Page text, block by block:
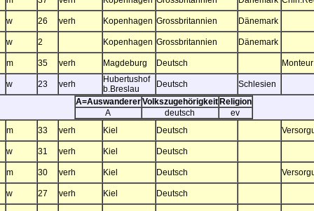
w 26 verh Kopenhagen Grossbritannien Dänemark
w 2 Kopenhagen Grossbritannien Dänemark
m 35 verh Magdeburg Deutsch Monteur
w 23 verh
Hubertushof
b.Breslau
Deutsch
Schlesien
A=AuswandererVolkszugehörigkeit Religion
A
deutsch
ev
m
33 verh Kiel Deutsch
w 31 verh Kiel Deutsch
m 30 verh Kiel Deutsch
w 27 verh Kiel Deutsch